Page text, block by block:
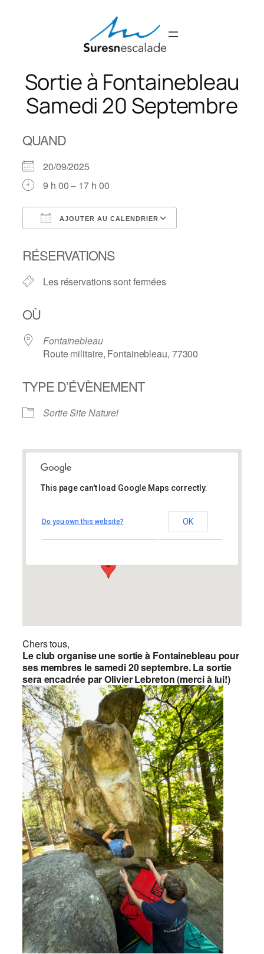
Sortie à Fontainebleau
Samedi 20 Septembre
QUAND
20/09/2025
9 h 00 – 17 h 00
AJOUTER AU CALENDRIER
RÉSERVATIONS
Les réservations sont fermées
OÙ
Fontainebleau
Route militaire, Fontainebleau, 77300
TYPE D’ÉVÈNEMENT
Sortie Site Naturel
Fontainebleau
Route militaire – Fontainebleau
Évènements
This page can't load Google Maps correctly.
Do you own this website? OK
Chers tous,
Le club organise une sortie à Fontainebleau pour
ses membres le samedi 20 septembre. La sortie
sera encadrée par Olivier Lebreton (merci à lui!)